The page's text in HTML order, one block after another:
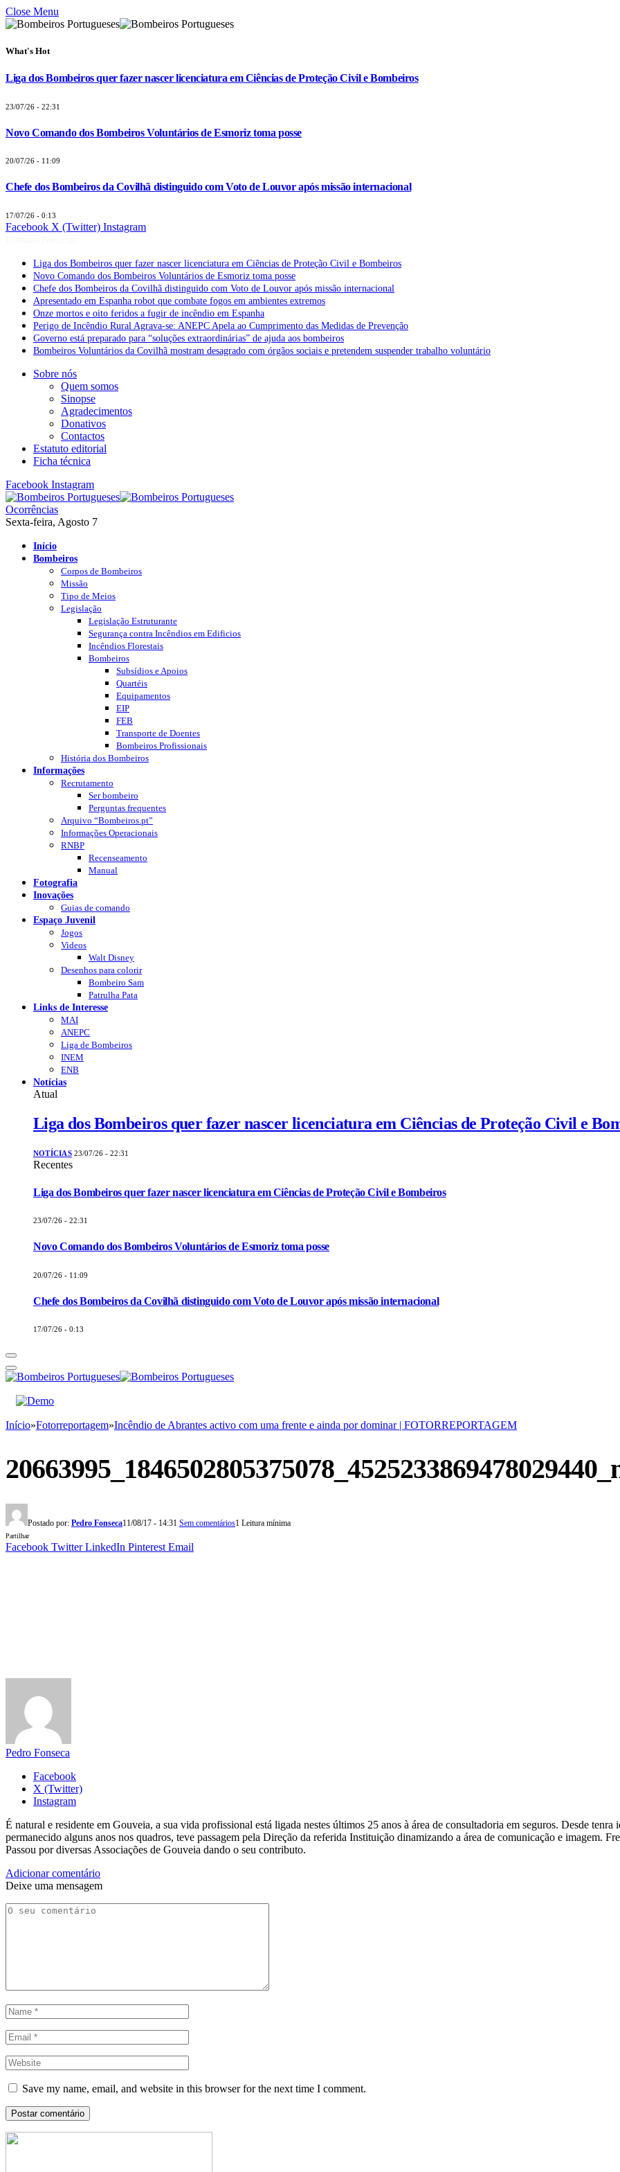
Close Menu
What's Hot
Liga dos Bombeiros quer fazer nascer licenciatura em Ciências de Proteção Civil e Bombeiros
23/07/26 - 22:31
Novo Comando dos Bombeiros Voluntários de Esmoriz toma posse
20/07/26 - 11:09
Chefe dos Bombeiros da Covilhã distinguido com Voto de Louvor após missão internacional
17/07/26 - 0:13
Facebook X (Twitter) Instagram
Liga dos Bombeiros quer fazer nascer licenciatura em Ciências de Proteção Civil e Bombeiros
Novo Comando dos Bombeiros Voluntários de Esmoriz toma posse
Chefe dos Bombeiros da Covilhã distinguido com Voto de Louvor após missão internacional
Apresentado em Espanha robot que combate fogos em ambientes extremos
Onze mortos e oito feridos a fugir de incêndio em Espanha
Perigo de Incêndio Rural Agrava-se: ANEPC Apela ao Cumprimento das Medidas de Prevenção
Governo está preparado para “soluções extraordinárias” de ajuda aos bombeiros
Bombeiros Voluntários da Covilhã mostram desagrado com órgãos sociais e pretendem suspender trabalho voluntário
Sobre nós
Quem somos
Sinopse
Agradecimentos
Donativos
Contactos
Estatuto editorial
Ficha técnica
Facebook Instagram
Ocorrências
Sexta-feira, Agosto 7
Início
Bombeiros
Corpos de Bombeiros
Missão
Tipo de Meios
Legislação
Legislação Estruturante
Segurança contra Incêndios em Edificios
Incêndios Florestais
Bombeiros
Subsídios e Apoios
Quartéis
Equipamentos
EIP
FEB
Transporte de Doentes
Bombeiros Profissionais
História dos Bombeiros
Informações
Recrutamento
Ser bombeiro
Perguntas frequentes
Arquivo “Bombeiros.pt”
Informações Operacionais
RNBP
Recenseamento
Manual
Fotografia
Inovações
Guias de comando
Espaço Juvenil
Jogos
Videos
Walt Disney
Desenhos para colorir
Bombeiro Sam
Patrulha Pata
Links de Interesse
MAI
ANEPC
Liga de Bombeiros
INEM
ENB
Notícias
Atual
Liga dos Bombeiros quer fazer nascer licenciatura em Ciências de Proteção Civil e
NOTÍCIAS 23/07/26 - 22:31
Recentes
Liga dos Bombeiros quer fazer nascer licenciatura em Ciências de Proteção Civil e Bombeiros
23/07/26 - 22:31
Novo Comando dos Bombeiros Voluntários de Esmoriz toma posse
20/07/26 - 11:09
Chefe dos Bombeiros da Covilhã distinguido com Voto de Louvor após missão internacional
17/07/26 - 0:13
Início»Fotorreportagem»Incêndio de Abrantes activo com uma frente e ainda por dominar | FOTORREPORTAGEM
Postado por: Pedro Fonseca11/08/17 - 14:31 Sem comentários1 Leitura mínima
Partilhar
Facebook Twitter LinkedIn Pinterest Email
Pedro Fonseca
Facebook
X (Twitter)
Instagram
É natural e residente em Gouveia, a sua vida profissional está ligada nestes últimos 25 anos à área de consultadoria em seguros. Desde
permanecido alguns anos nos quadros, teve passagem pela Direção da referida Instituição dinamizando a área de comunicação e imagem.
Passou por diversas Associações de Gouveia dando o seu contributo.
Adicionar comentário
Deixe uma mensagem
Save my name, email, and website in this browser for the next time I comment.